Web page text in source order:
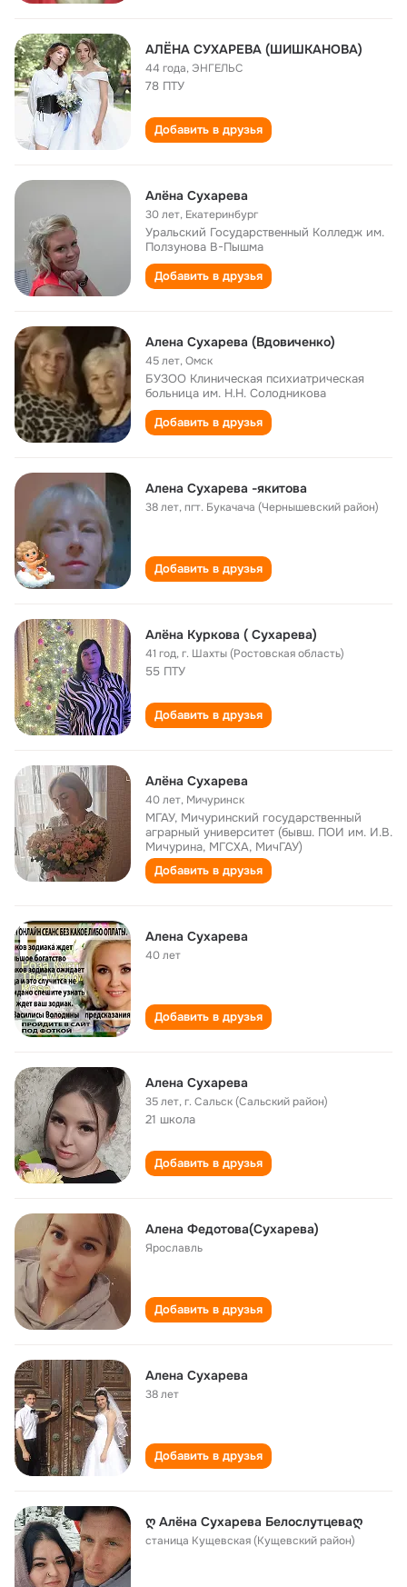
АЛËНА СУХАРЕВА (ШИШКАНОВА)
44 года, ЭНГЕЛЬС
78 ПТУ
Добавить в друзья
Алёна Сухарева
30 лет, Екатеринбург
Уральский Государственный Колледж им.
Ползунова В-Пышма
Добавить в друзья
Алена Сухарева (Вдовиченко)
45 лет,Омск
БУЗОО Клиническая психиатрическая
больница им. Н.Н. Солодникова
Добавить в друзья
Алена Сухарева -якитова
38 лет,пгт. Букачача (Чернышевский район)
Добавить в друзья
Алёна Куркова ( Сухарева)
41 год,г. Шахты (Ростовская область)
55 ПТУ
Добавить в друзья
Алёна Сухарева
40 лет, Мичуринск
МГАУ, Мичуринский государственный
аграрный университет (бывш. ПОИ им. И.В.
Мичурина, МГСХА, МичГАУ)
Добавить в друзья
Алена Сухарева
40 лет
Добавить в друзья
Алена Сухарева
35 лет,г. Сальск (Сальский район)
21 школа
Добавить в друзья
Алена Федотова(Сухарева)
Ярославль
Добавить в друзья
Алена Сухарева
38 лет
Добавить в друзья
ღ Алёна Сухарева Белослутцеваღ
станица Кущевская (Кущевский район)